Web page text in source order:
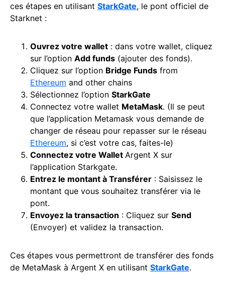
ces étapes en utilisant StarkGate, le pont officiel de
Starknet :
Ouvrez votre wallet : dans votre wallet, cliquez
sur l’option Add funds (ajouter des fonds).
Cliquez sur l’option Bridge Funds from
Ethereum and other chains
Sélectionnez l’option StarkGate
Connectez votre wallet MetaMask. (Il se peut
que l’application Metamask vous demande de
changer de réseau pour repasser sur le réseau
Ethereum, si c’est votre cas, faites-le)
Connectez votre Wallet Argent X sur
l’application Starkgate.
Entrez le montant à Transférer : Saisissez le
montant que vous souhaitez transférer via le
pont.
Envoyez la transaction : Cliquez sur Send
(Envoyer) et validez la transaction.
Ces étapes vous permettront de transférer des fonds
de MetaMask à Argent X en utilisant StarkGate.